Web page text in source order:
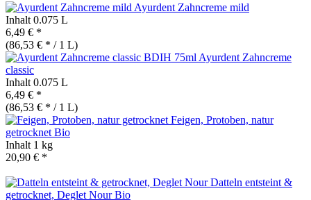
Ayurdent Zahncreme mild
Inhalt 0.075 L
6,49 € *
(86,53 € * / 1 L)
Ayurdent Zahncreme
classic
Inhalt 0.075 L
6,49 € *
(86,53 € * / 1 L)
Feigen, Protoben, natur
getrocknet Bio
Inhalt 1 kg
20,90 € *
Datteln entsteint &
getrocknet, Deglet NourBio